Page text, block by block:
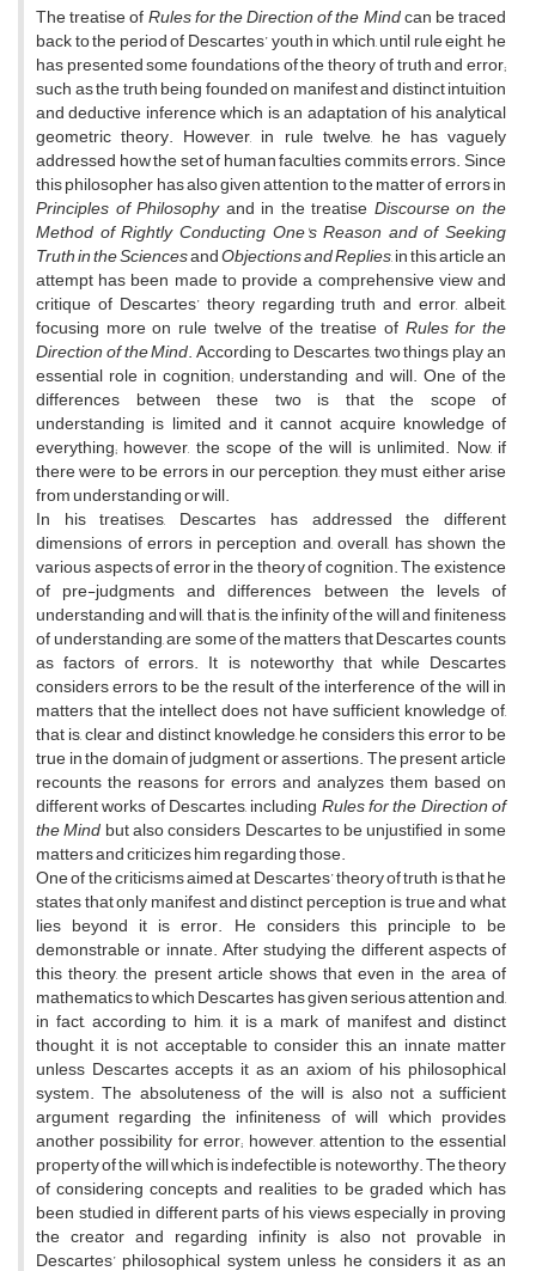
The treatise ofRules for the Direction of the Mindcan be traced
back to the period of Descartes’ youth in which, until rule eight, he
has presented some foundations of the theory of truth and error;
such as the truth being founded on manifest and distinct intuition
and deductive inference which is an adaptation of his analytical
geometric theory. However, in rule twelve, he has vaguely
addressed how the set of human faculties commits errors. Since
this philosopher has also given attention to the matter of errors in
Principles of Philosophyand in the treatise Discourse on the
Method of Rightly Conducting One's Reason and of Seeking
Truth in the SciencesandObjections and Replies, in this article an
attempt has been made to provide a comprehensive view and
critique of Descartes’ theory regarding truth and error, albeit,
focusing more on rule twelve of the treatise of Rules for the
Direction of the Mind. According to Descartes, two things play an
essential role in cognition; understanding and will. One of the
differences between these two is that the scope of
understanding is limited and it cannot acquire knowledge of
everything; however, the scope of the will is unlimited. Now, if
there were to be errors in our perception, they must either arise
from understanding or will.
In his treatises, Descartes has addressed the different
dimensions of errors in perception and, overall, has shown the
various aspects of error in the theory of cognition. The existence
of pre-judgments and differences between the levels of
understanding and will, that is, the infinity of the will and finiteness
of understanding, are some of the matters that Descartes counts
as factors of errors. It is noteworthy that while Descartes
considers errors to be the result of the interference of the will in
matters that the intellect does not have sufficient knowledge of,
that is, clear and distinct knowledge, he considers this error to be
true in the domain of judgment or assertions. The present article
recounts the reasons for errors and analyzes them based on
different works of Descartes, includingRules for the Direction of
the Mindbut also considers Descartes to be unjustified in some
matters and criticizes him regarding those.
One of the criticisms aimed at Descartes’ theory of truth is that he
states that only manifest and distinct perception is true and what
lies beyond it is error. He considers this principle to be
demonstrable or innate. After studying the different aspects of
this theory, the present article shows that even in the area of
mathematics to which Descartes has given serious attention and,
in fact, according to him, it is a mark of manifest and distinct
thought, it is not acceptable to consider this an innate matter
unless Descartes accepts it as an axiom of his philosophical
system. The absoluteness of the will is also not a sufficient
argument regarding the infiniteness of will which provides
another possibility for error; however, attention to the essential
property of the will which is indefectible is noteworthy. The theory
of considering concepts and realities to be graded which has
been studied in different parts of his views especially in proving
the creator and regarding infinity is also not provable in
Descartes’ philosophical system unless he considers it as an